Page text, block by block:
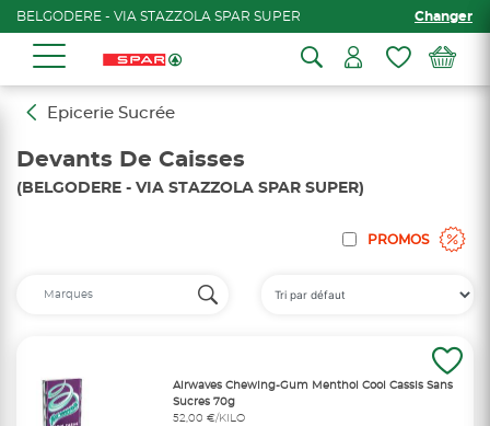
BELGODERE - VIA STAZZOLA SPAR SUPER Changer
Epicerie Sucrée
Devants De Caisses
(BELGODERE - VIA STAZZOLA SPAR SUPER)
PROMOS
Airwaves Chewing-Gum Menthol Cool Cassis Sans
Sucres 70g
52,00 €/KILO